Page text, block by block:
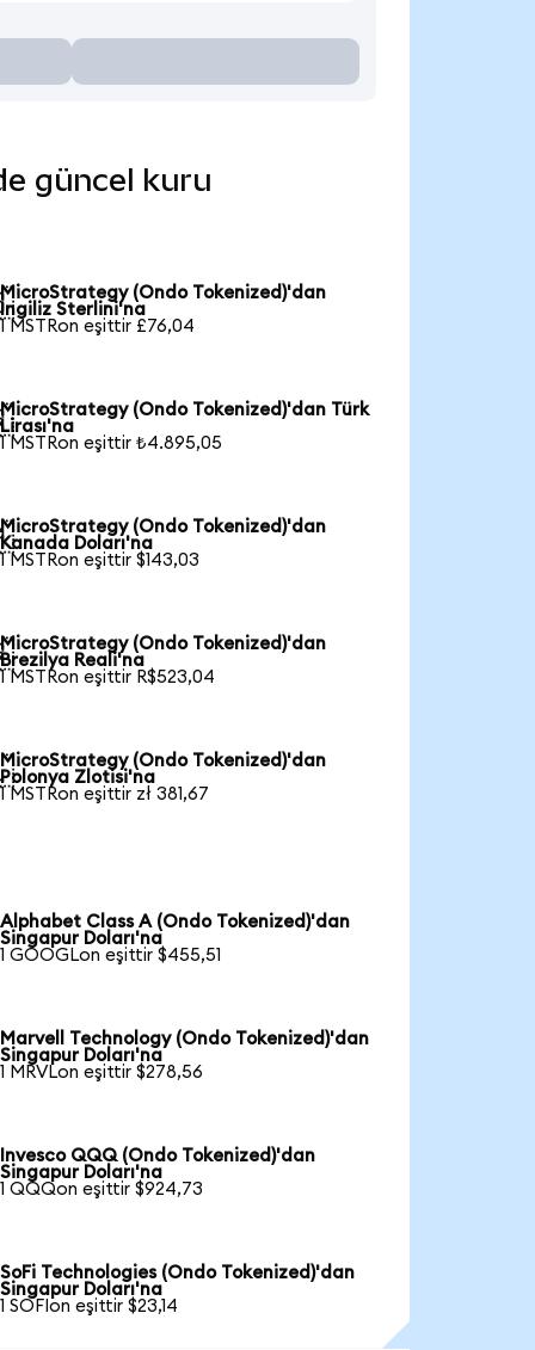
güncel kuru
MicroStrategy (Ondo Tokenized)'dan
İngiliz Sterlini'na
1 MSTRon eşittir £76,04
MicroStrategy (Ondo Tokenized)'dan Türk
Lirası'na
1 MSTRon eşittir ₺4.895,05
MicroStrategy (Ondo Tokenized)'dan
Kanada Doları'na
1 MSTRon eşittir $143,03
MicroStrategy (Ondo Tokenized)'dan
Brezilya Reali'na
1 MSTRon eşittir R$523,04
MicroStrategy (Ondo Tokenized)'dan
Polonya Zlotisi'na
1 MSTRon eşittir zł 381,67
Alphabet Class A (Ondo Tokenized)'dan
Singapur Doları'na
1 GOOGLon eşittir $455,51
Marvell Technology (Ondo Tokenized)'dan
Singapur Doları'na
1 MRVLon eşittir $278,56
Invesco QQQ (Ondo Tokenized)'dan
Singapur Doları'na
1 QQQon eşittir $924,73
SoFi Technologies (Ondo Tokenized)'dan
Singapur Doları'na
1 SOFIon eşittir $23,14